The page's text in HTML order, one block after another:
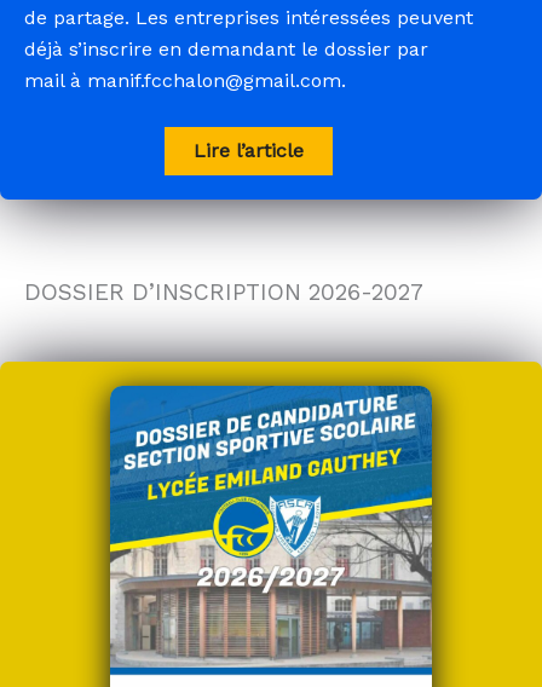
de partage. Les entreprises intéressées peuvent
déjà s’inscrire en demandant le dossier par
mail à manif.fcchalon@gmail.com.
Lire l’article
DOSSIER D’INSCRIPTION 2026-2027